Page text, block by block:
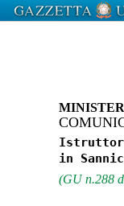
(GU n.288